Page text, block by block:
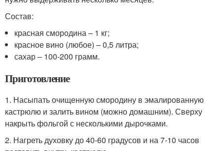
Состав:
красная смородина – 1 кг;
красное вино (любое) – 0,5 литра;
сахар – 100-200 грамм.
Приготовление
1. Насыпать очищенную смородину в эмалированную
кастрюлю и залить вином (можно домашним). Сверху
накрыть фольгой с несколькими дырочками.
2. Нагреть духовку до 40-60 градусов и на 7-10 часов